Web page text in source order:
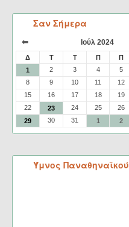
Σαν Σήμερα
⇐ Ιούλ 2024
Δ Τ Τ Π Π
1
2 3 4 5
8
9 10 11 12
15
16 17 18 19
22
23 24 25 26
29
30 31 1 2
Ύμνος Παναθηναϊκού